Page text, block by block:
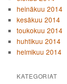
heinäkuu 2014
kesäkuu 2014
toukokuu 2014
huhtikuu 2014
helmikuu 2014
KATEGORIAT